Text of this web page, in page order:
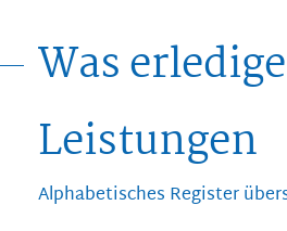
Was
Leistungen
Alphabetisches Register